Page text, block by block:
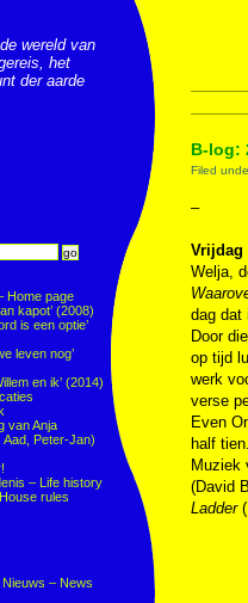
wereld van
het
der aarde
Home page
kapot’ (2008)
is een optie’
leven nog’
en ik’ (2014)
van Anja
Aad, Peter-Jan)
– Life history
rules
– News
B-log:
Filed
–
Vrijdag
Welja,
dag dat
Door
op tijd
werk
verse
Even
half
Muziek
(David
Ladder